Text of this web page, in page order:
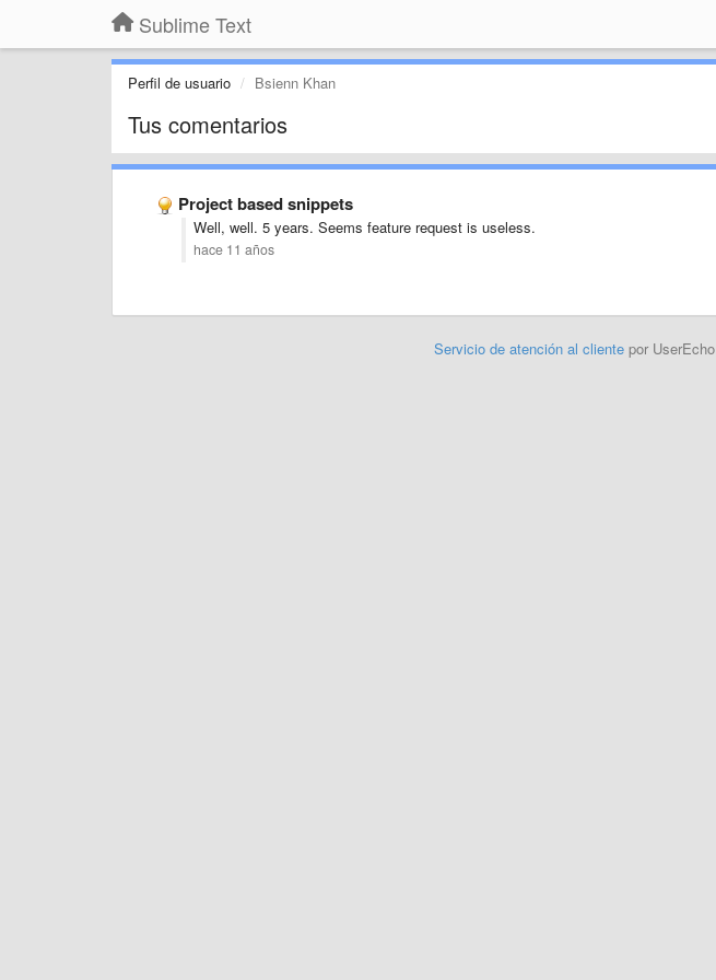
Sublime Text
Perfil de usuario Bsienn Khan
Tus comentarios
Project based snippets
Well, well. 5 years. Seems feature request is useless.
hace 11 años
Servicio de atención al clientepor UserEcho